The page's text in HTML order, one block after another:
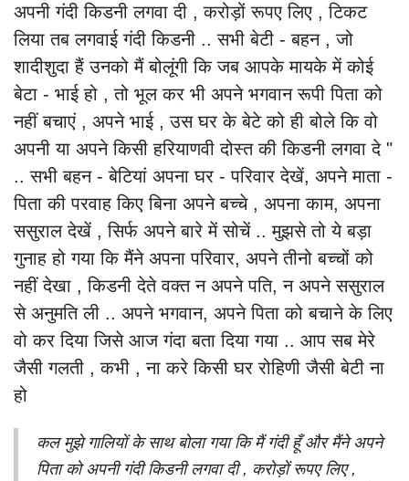
अपनी गंदी किडनी लगवा दी , करोड़ों रूपए लिए , टिकट
लिया तब लगवाई गंदी किडनी .. सभी बेटी - बहन , जो
शादीशुदा हैं उनको मैं बोलूंगी कि जब आपके मायके में कोई
बेटा - भाई हो , तो भूल कर भी अपने भगवान रूपी पिता को
नहीं बचाएं , अपने भाई , उस घर के बेटे को ही बोले कि वो
अपनी या अपने किसी हरियाणवी दोस्त की किडनी लगवा दे "
.. सभी बहन - बेटियां अपना घर - परिवार देखें, अपने माता -
पिता की परवाह किए बिना अपने बच्चे , अपना काम, अपना
ससुराल देखें , सिर्फ अपने बारे में सोचें .. मुझसे तो ये बड़ा
गुनाह हो गया कि मैंने अपना परिवार, अपने तीनो बच्चों को
नहीं देखा , किडनी देते वक्त न अपने पति, न अपने ससुराल
से अनुमति ली .. अपने भगवान, अपने पिता को बचाने के लिए
वो कर दिया जिसे आज गंदा बता दिया गया .. आप सब मेरे
जैसी गलती , कभी , ना करे किसी घर रोहिणी जैसी बेटी ना
हो
कल मुझे गालियों के साथ बोला गया कि मैं गंदी हूँ और मैंने अपने
पिता को अपनी गंदी किडनी लगवा दी , करोड़ों रूपए लिए ,